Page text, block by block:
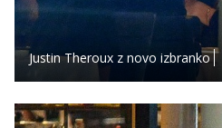
Justin Theroux z novo izbranko